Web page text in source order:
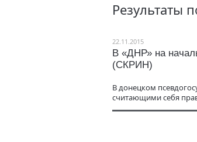
Результаты
22.11.2015
В «ДНР» на
(СКРИН)
В донецком
считающими себя